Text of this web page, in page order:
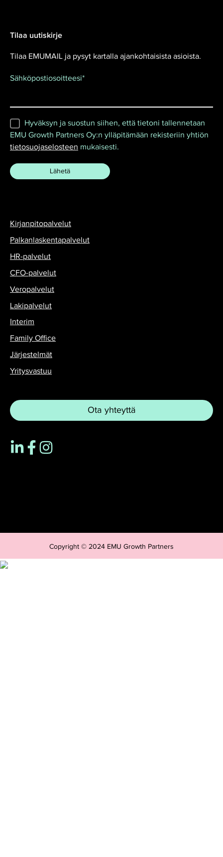
Tilaa uutiskirje
Tilaa EMUMAIL ja pysyt kartalla ajankohtaisista asioista.
Sähköpostiosoitteesi*
Hyväksyn ja suostun siihen, että tietoni tallennetaan
EMU Growth Partners Oy:n ylläpitämään rekisteriin yhtiön
tietosuojaselosteen mukaisesti.
Kirjanpitopalvelut
Palkanlaskentapalvelut
HR-palvelut
CFO-palvelut
Veropalvelut
Lakipalvelut
Interim
Family Office
Järjestelmät
Yritysvastuu
Ota yhteyttä
Copyright © 2024 EMU Growth Partners